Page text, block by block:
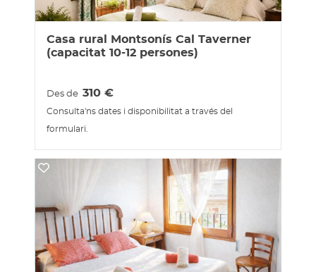
Casa rural Montsonís Cal Taverner
(capacitat 10-12 persones)
Des de 310€
Consulta'ns dates i disponibilitat a través del
formulari.